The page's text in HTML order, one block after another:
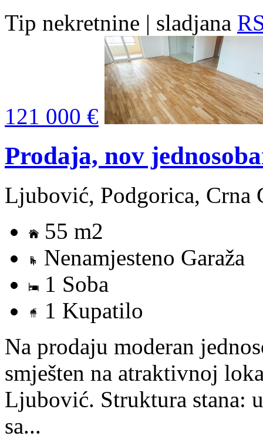
Tip nekretnine | sladjana
121 000 €
Prodaja, nov
Ljubović, Podgorica, Crna
55 m2
Nenamjesteno Garaža
1 Soba
1 Kupatilo
Na prodaju moderan
smješten na atraktivnoj
Ljubović. Struktura stana:
sa...